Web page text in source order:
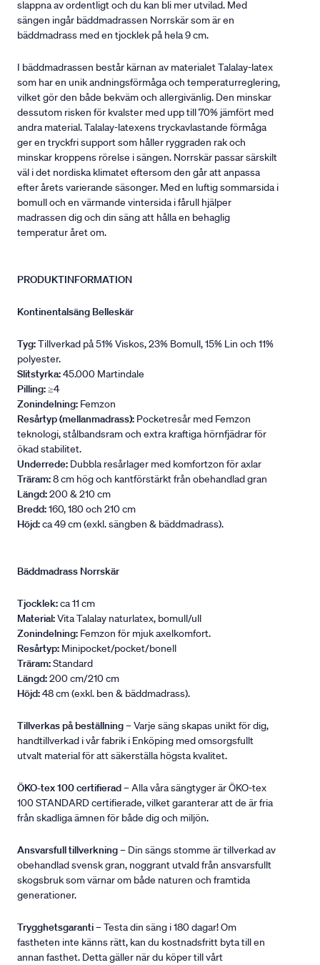
slappna av ordentligt och du kan bli mer utvilad. Med
sängen ingår bäddmadrassen Norrskär som är en
bäddmadrass med en tjocklek på hela 9 cm.
I bäddmadrassen består kärnan av materialet Talalay-latex
som har en unik andningsförmåga och temperaturreglering,
vilket gör den både bekväm och allergivänlig. Den minskar
dessutom risken för kvalster med upp till 70% jämfört med
andra material. Talalay-latexens tryckavlastande förmåga
ger en tryckfri support som håller ryggraden rak och
minskar kroppens rörelse i sängen. Norrskär passar särskilt
väl i det nordiska klimatet eftersom den går att anpassa
efter årets varierande säsonger. Med en luftig sommarsida i
bomull och en värmande vintersida i fårull hjälper
madrassen dig och din säng att hålla en behaglig
temperatur året om.
PRODUKTINFORMATION
Kontinentalsäng Belleskär
Tyg:Tillverkad på 51% Viskos, 23% Bomull, 15% Lin och 11%
polyester.
Slitstyrka:45.000 Martindale
Pilling:≥4
Zonindelning: Femzon
Resårtyp (mellanmadrass): Pocketresår med Femzon
teknologi, stålbandsram och extra kraftiga hörnfjädrar för
ökad stabilitet.
Underrede: Dubbla resårlager med komfortzon för axlar
Träram:8 cm hög och kantförstärkt från obehandlad gran
Längd:200 & 210 cm
Bredd:160, 180 och 210 cm
Höjd:ca 49 cm (exkl. sängben & bäddmadrass).
Bäddmadrass Norrskär
Tjocklek:ca 11 cm
Material:Vita Talalay naturlatex, bomull/ull
Zonindelning: Femzon för mjuk axelkomfort.
Resårtyp: Minipocket/pocket/bonell
Träram:Standard
Längd:200 cm/210 cm
Höjd:48 cm (exkl. ben & bäddmadrass).
Tillverkas på beställning– Varje säng skapas unikt för dig,
handtillverkad i vår fabrik i Enköping med omsorgsfullt
utvalt material för att säkerställa högsta kvalitet.
ÖKO-tex 100 certifierad– Alla våra sängtyger är ÖKO-tex
100 STANDARD certifierade, vilket garanterar att de är fria
från skadliga ämnen för både dig och miljön.
Ansvarsfull tillverkning– Din sängs stomme är tillverkad av
obehandlad svensk gran, noggrant utvald från ansvarsfullt
skogsbruk som värnar om både naturen och framtida
generationer.
Trygghetsgaranti– Testa din säng i 180 dagar! Om
fastheten inte känns rätt, kan du kostnadsfritt byta till en
annan fasthet. Detta gäller när du köper till vårt